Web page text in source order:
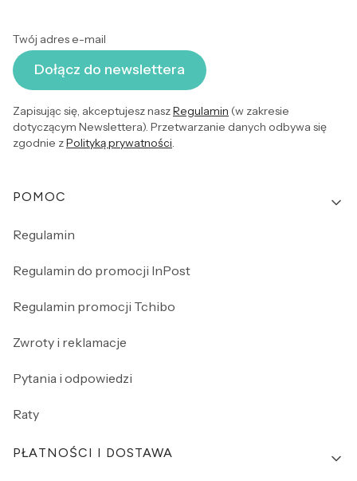
Twój adres e-mail
Dołącz do newslettera
Zapisując się, akceptujesz naszRegulamin (w zakresie
dotyczącym Newslettera). Przetwarzanie danych odbywa się
zgodnie zPolityką prywatności.
Linki w stopce
POMOC
Regulamin
Regulamin do promocji InPost
Regulamin promocji Tchibo
Zwroty i reklamacje
Pytania i odpowiedzi
Raty
PŁATNOŚCI I DOSTAWA